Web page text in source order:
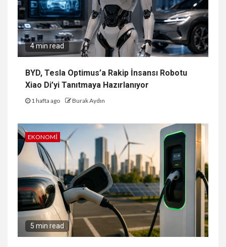
4 min read
BYD, Tesla Optimus’a Rakip İnsansı Robotu
Xiao Di’yi Tanıtmaya Hazırlanıyor
1 hafta ago Burak Aydın
EKONOMI
5 min read